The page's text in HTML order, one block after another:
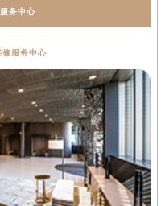
务中心
服务中心